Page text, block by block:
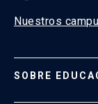
Nuestros
SOBRE